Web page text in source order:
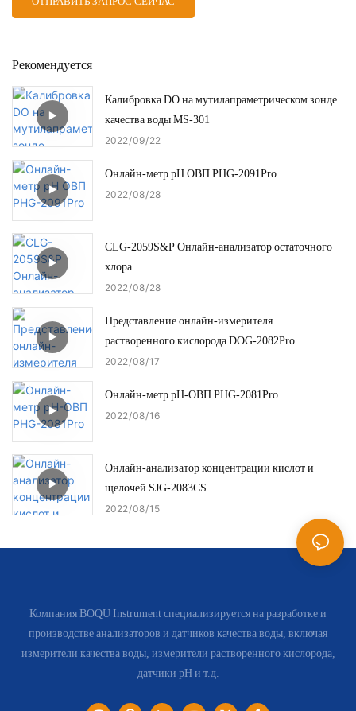
Рекомендуется
Калибровка DO на мутилапраметрическом зонде
качества воды MS-301
2022 09 22
Онлайн-метр pH ОВП PHG-2091Pro
2022 08 28
CLG-2059S&P Онлайн-анализатор остаточного
хлора
2022 08 28
Представление онлайн-измерителя
растворенного кислорода DOG-2082Pro
2022 08 17
Онлайн-метр pH-ОВП PHG-2081Pro
2022 08 16
Онлайн-анализатор концентрации кислот и
щелочей SJG-2083CS
2022 08 15
Компания BOQU Instrument специализируется на разработке и
производстве анализаторов и датчиков качества воды, включая
измерители качества воды, измерители растворенного кислорода,
датчики pH и т.д.